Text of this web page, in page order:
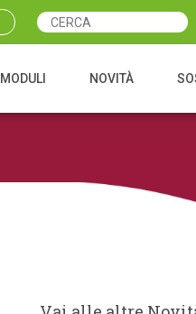
MODULI NOVITÀ